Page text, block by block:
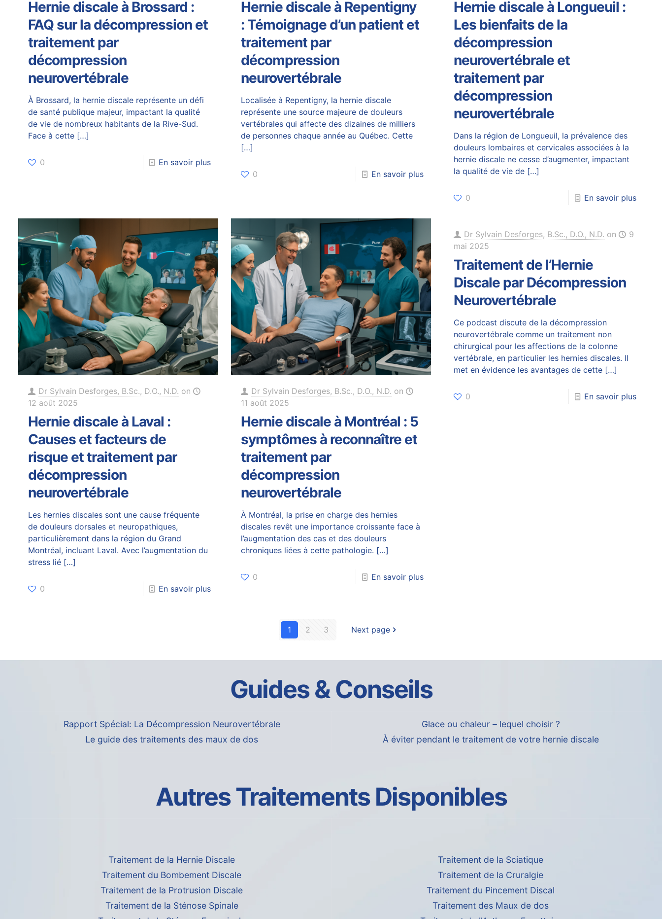
Hernie discale à Brossard :
FAQ sur la décompression et
traitement par
décompression
neurovertébrale
À Brossard, la hernie discale représente un défi
de santé publique majeur, impactant la qualité
de vie de nombreux habitants de la Rive-Sud.
Face à cette[…]
0 En savoir plus
Hernie discale à Repentigny
: Témoignage d’un patient et
traitement par
décompression
neurovertébrale
Localisée à Repentigny, la hernie discale
représente une source majeure de douleurs
vertébrales qui affecte des dizaines de milliers
de personnes chaque année au Québec. Cette
[…]
0 En savoir plus
Hernie discale à Longueuil :
Les bienfaits de la
décompression
neurovertébrale et
traitement par
décompression
neurovertébrale
Dans la région de Longueuil, la prévalence des
douleurs lombaires et cervicales associées à la
hernie discale ne cesse d’augmenter, impactant
la qualité de vie de[…]
0 En savoir plus
Dr Sylvain Desforges, B.Sc., D.O., N.D. on
12 août 2025
Hernie discale à Laval :
Causes et facteurs de
risque et traitement par
décompression
neurovertébrale
Les hernies discales sont une cause fréquente
de douleurs dorsales et neuropathiques,
particulièrement dans la région du Grand
Montréal, incluant Laval. Avec l’augmentation du
stress lié[…]
0 En savoir plus
Dr Sylvain Desforges, B.Sc., D.O., N.D. on
11 août 2025
Hernie discale à Montréal : 5
symptômes à reconnaître et
traitement par
décompression
neurovertébrale
À Montréal, la prise en charge des hernies
discales revêt une importance croissante face à
l’augmentation des cas et des douleurs
chroniques liées à cette pathologie. […]
0 En savoir plus
Dr Sylvain Desforges, B.Sc., D.O., N.D. on
9
mai 2025
Traitement de l’Hernie
Discale par Décompression
Neurovertébrale
Ce podcast discute de la décompression
neurovertébrale comme un traitement non
chirurgical pour les affections de la colonne
vertébrale, en particulier les hernies discales. Il
met en évidence les avantages de cette[…]
0 En savoir plus
1 2 3 Next page
Guides & Conseils
Rapport Spécial: La Décompression Neurovertébrale
Le guide des traitements des maux de dos
Glace ou chaleur – lequel choisir ?
À éviter pendant le traitement de votre hernie discale
Autres Traitements Disponibles
Traitement de la Hernie Discale
Traitement du Bombement Discale
Traitement de la Protrusion Discale
Traitement de la Sténose Spinale
Traitement de la Sciatique
Traitement de la Cruralgie
Traitement du Pincement Discal
Traitement des Maux de dos